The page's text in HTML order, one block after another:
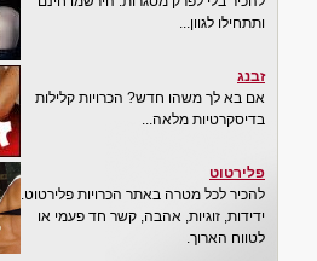
ותתחילו לגוון...
זבנג
אם בא לך משהו חדש? הכרויות קלילות
בדיסקרטיות מלאה...
פלירטוט
להכיר לכל מטרה באתר הכרויות פלירטוט.
ידידות, זוגיות, אהבה, קשר חד פעמי או
לטווח הארוך.